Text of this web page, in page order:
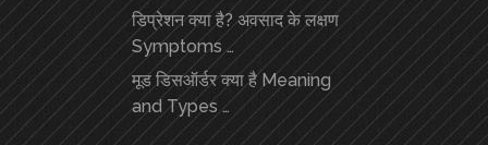
डिप्रेशन क्या है? अवसाद के लक्षण
Symptoms …
मूड डिसऑर्डर क्या है Meaning
and Types …